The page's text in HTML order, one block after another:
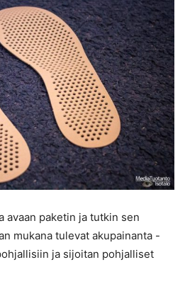
paketin ja tutkin sen
mukana tulevat akupainanta -
ja sijoitan pohjalliset